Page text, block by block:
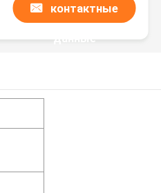
контактные
данные